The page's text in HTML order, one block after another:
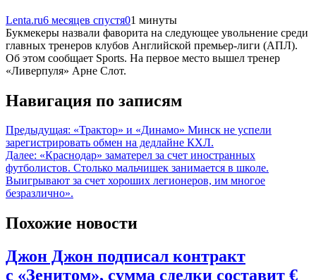
Lenta.ru6 месяцев спустя01 минуты
Букмекеры назвали фаворита на следующее увольнение среди
главных тренеров клубов Английской премьер-лиги (АПЛ).
Об этом сообщает Sports. На первое место вышел тренер
«Ливерпуля» Арне Слот.
Навигация по записям
Предыдущая: «Трактор» и «Динамо» Минск не успели
зарегистрировать обмен на дедлайне КХЛ.
Далее: «Краснодар» заматерел за счет иностранных
футболистов. Столько мальчишек занимается в школе.
Выигрывают за счет хороших легионеров, им многое
безразлично».
Похожие новости
Джон Джон подписал контракт
с «Зенитом», сумма сделки составит €